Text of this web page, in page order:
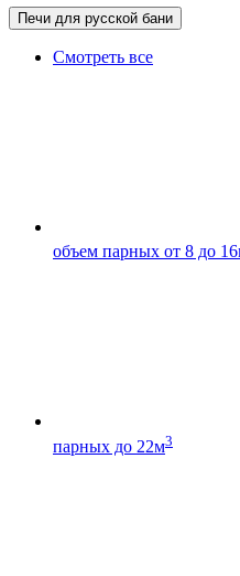
Печи для русской бани
Смотреть все
объем парных от 8 до
парных до 22м3